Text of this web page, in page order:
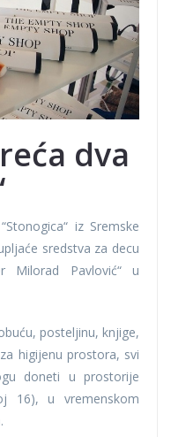
dva
iz Sremske
sredstva za decu
Milorad Pavlović“ u
posteljinu, knjige,
higijenu prostora, svi
doneti u prostorije
16), u vremenskom